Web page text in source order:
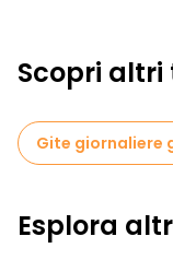
Scopri
Gite giornaliere
Esplora